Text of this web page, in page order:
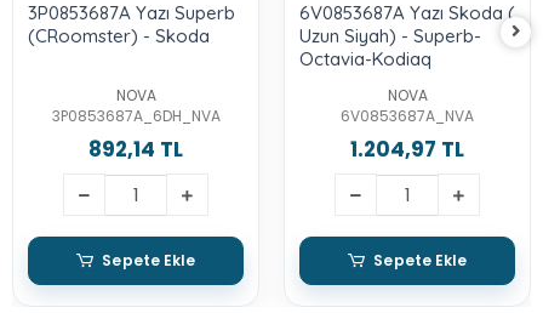
3P0853687A Yazı Superb
(CRoomster) - Skoda
NOVA
3P0853687A_6DH_NVA
892,14 TL
Sepete Ekle
6V0853687A Yazı Skoda (
Uzun Siyah) - Superb-
Octavia-Kodiaq
NOVA
6V0853687A_NVA
1.204,97 TL
Sepete Ekle